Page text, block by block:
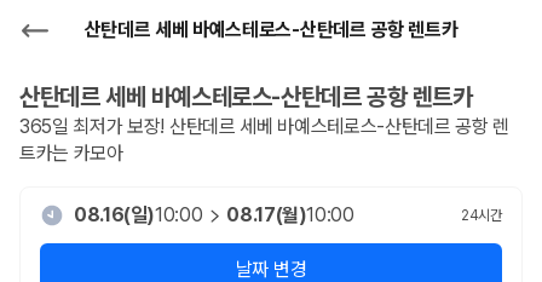
산탄데르 세베 바예스테로스-산탄데르 공항 렌트카
산탄데르 세베 바예스테로스-산탄데르 공항렌트카
365일 최저가 보장! 산탄데르 세베 바예스테로스-산탄데르 공항 렌
트카는 카모아
08.16(일)10:00 08.17(월)10:00 24시간
날짜 변경